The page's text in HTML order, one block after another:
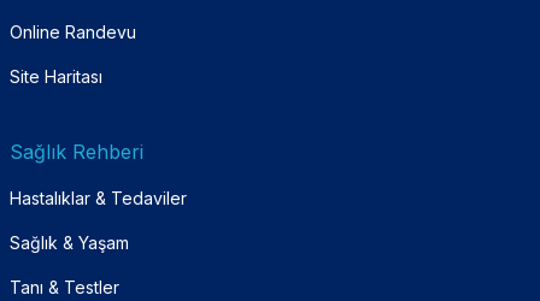
Online Randevu
Site Haritası
Sağlık Rehberi
Hastalıklar & Tedaviler
Sağlık & Yaşam
Tanı & Testler